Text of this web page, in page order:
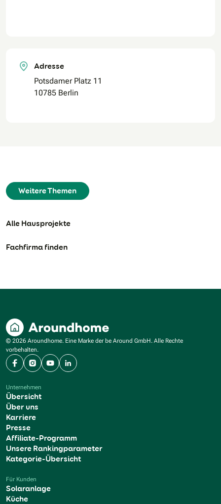
Adresse
Potsdamer Platz 11
10785 Berlin
Weitere Themen
Alle Hausprojekte
Fachfirma finden
© 2026 Aroundhome. Eine Marke der be Around GmbH. Alle Rechte
vorbehalten.
FacebookInstagram
YouTubeLinkedIn
Unternehmen
Übersicht
Über uns
Karriere
Presse
Affiliate-Programm
Unsere Rankingparameter
Kategorie-Übersicht
Für Kunden
Solaranlage
Küche